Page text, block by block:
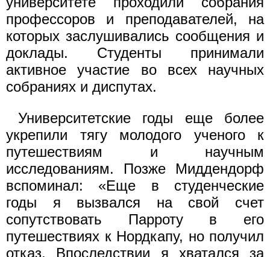
профессоров и преподавателей, на
которых заслушивались сообщения и
доклады. Студенты принимали
активное участие во всех научных
собраниях и диспутах.
Университетские годы еще более
укрепили тягу молодого ученого к
путешествиям и научным
исследованиям. Позже Миддендорф
вспоминал: «Еще в студенческие
годы я вызвался на свой счет
сопутствовать Парроту в его
путешествиях к Нордкапу, но получил
отказ. Впоследствии я хватался за